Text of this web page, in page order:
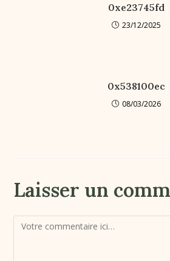
0xe23745fd
23/12/2025
0x538100ec
08/03/2026
Laisser un